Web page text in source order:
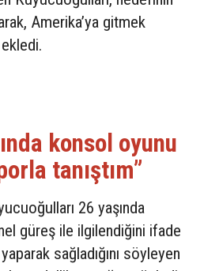
Amerika’ya gitmek
konsol oyunu
tanıştım”
26 yaşında
güreş ile ilgilendiğini ifade
sağladığını söyleyen